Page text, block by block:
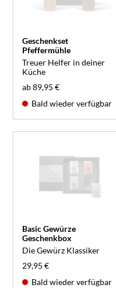
Geschenkset
Pfeffermühle
Treuer Helfer in deiner
Küche
ab 89,95 €
Bald wieder verfügbar
Basic Gewürze
Geschenkbox
Die Gewürz Klassiker
29,95 €
Bald wieder verfügbar